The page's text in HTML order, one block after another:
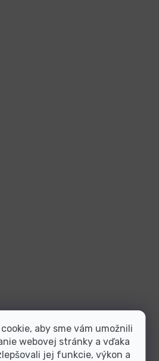
aby sme vám umožnili
webovej stránky a vďaka
jej funkcie, výkon a